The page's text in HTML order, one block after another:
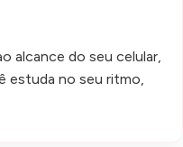
alcance do seu celular,
estuda no seu ritmo,